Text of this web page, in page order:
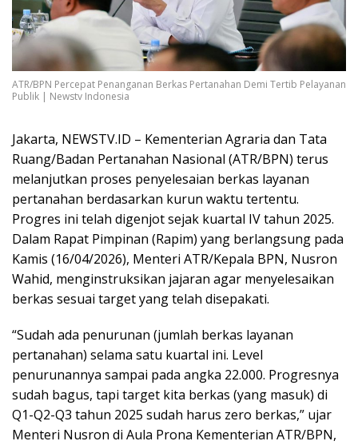
ATR/BPN Percepat Penanganan Berkas Pertanahan Demi Tertib Pelayanan
Publik | Newstv Indonesia
Jakarta, NEWSTV.ID – Kementerian Agraria dan Tata
Ruang/Badan Pertanahan Nasional (ATR/BPN) terus
melanjutkan proses penyelesaian berkas layanan
pertanahan berdasarkan kurun waktu tertentu.
Progres ini telah digenjot sejak kuartal IV tahun 2025.
Dalam Rapat Pimpinan (Rapim) yang berlangsung pada
Kamis (16/04/2026), Menteri ATR/Kepala BPN, Nusron
Wahid, menginstruksikan jajaran agar menyelesaikan
berkas sesuai target yang telah disepakati.
“Sudah ada penurunan (jumlah berkas layanan
pertanahan) selama satu kuartal ini. Level
penurunannya sampai pada angka 22.000. Progresnya
sudah bagus, tapi target kita berkas (yang masuk) di
Q1-Q2-Q3 tahun 2025 sudah harus zero berkas,” ujar
Menteri Nusron di Aula Prona Kementerian ATR/BPN,